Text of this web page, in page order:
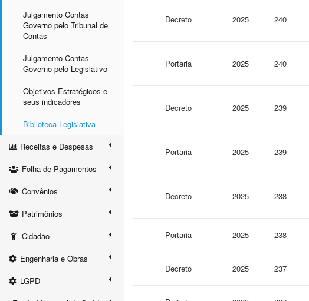
Julgamento Contas
Governo pelo Tribunal de
Contas
Julgamento Contas
Governo pelo Legislativo
Objetivos Estratégicos e
seus indicadores
Biblioteca Legislativa
Receitas e Despesas
Folha de Pagamentos
Convênios
Patrimônios
Cidadão
Engenharia e Obras
LGPD
Decreto 2025 240
Portaria 2025 240
Decreto 2025 239
Portaria 2025 239
Decreto 2025 238
Portaria 2025 238
Decreto 2025 237